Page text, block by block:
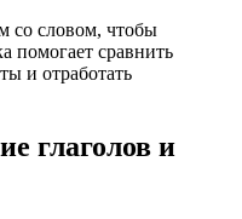
со словом, чтобы
помогает сравнить
и отработать
глаголов и